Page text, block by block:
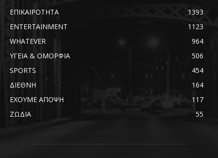
ΕΠΙΚΑΙΡΟΤΗΤΑ
1393
ENTERTAINMENT
1123
WHATEVER
964
ΥΓΕΙΑ & ΟΜΟΡΦΙΑ
506
SPORTS
454
ΔΙΕΘΝΗ
164
ΕΧΟΥΜΕ ΑΠΟΨΗ
117
ΖΩΔΙΑ
55